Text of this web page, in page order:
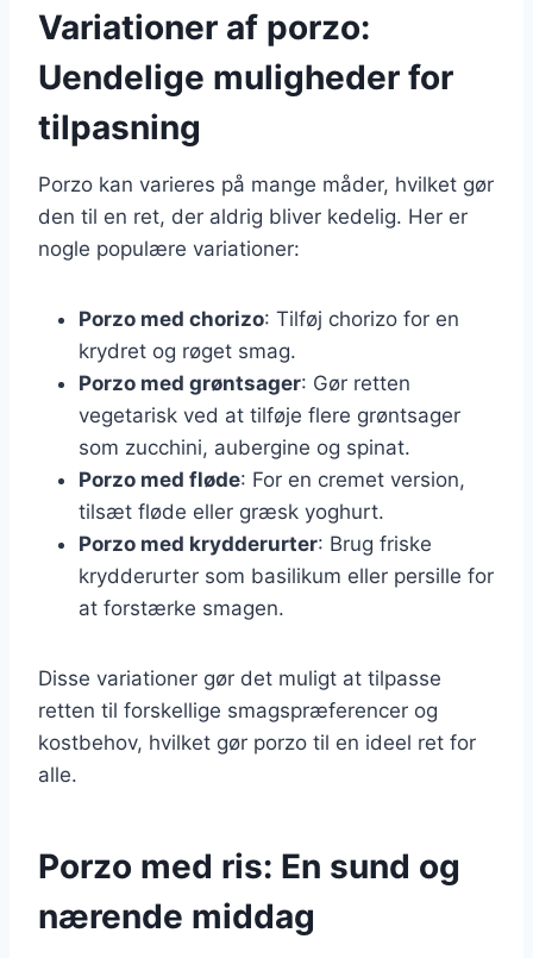
Variationer af porzo:
Uendelige muligheder for
tilpasning
Porzo kan varieres på mange måder, hvilket gør
den til en ret, der aldrig bliver kedelig. Her er
nogle populære variationer:
Porzo med chorizo: Tilføj chorizo for en
krydret og røget smag.
Porzo med grøntsager: Gør retten
vegetarisk ved at tilføje flere grøntsager
som zucchini, aubergine og spinat.
Porzo med fløde: For en cremet version,
tilsæt fløde eller græsk yoghurt.
Porzo med krydderurter: Brug friske
krydderurter som basilikum eller persille for
at forstærke smagen.
Disse variationer gør det muligt at tilpasse
retten til forskellige smagspræferencer og
kostbehov, hvilket gør porzo til en ideel ret for
alle.
Porzo med ris: En sund og
nærende middag